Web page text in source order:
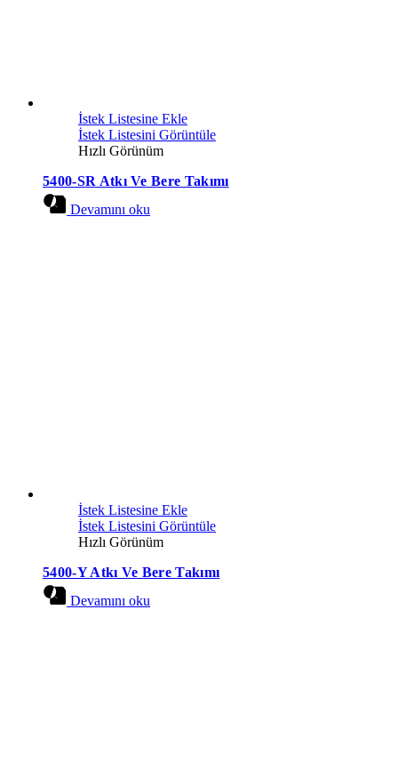
İstek Listesine Ekle
İstek Listesini Görüntüle
Hızlı Görünüm
5400-SR Atkı Ve Bere Takımı
Devamını oku
İstek Listesine Ekle
İstek Listesini Görüntüle
Hızlı Görünüm
5400-Y Atkı Ve Bere Takımı
Devamını oku